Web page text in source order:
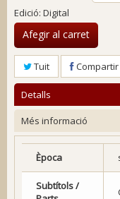
Edició: Digital
Afegir al carret
Tuit Compartir
Detalls
Més informació
Època
Subtítols /